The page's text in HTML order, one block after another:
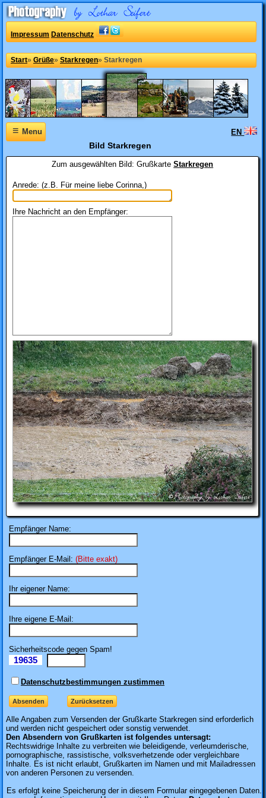
Impressum Datenschutz
Start» Grüße» Starkregen» Starkregen
≡Menu EN
Bild Starkregen
Zum ausgewählten Bild:GrußkarteStarkregen
Anrede: (z.B. Für meine liebe Corinna,)
Ihre Nachricht an den Empfänger:
Empfänger Name:
Empfänger E-Mail: (Bitte exakt)
Ihr eigener Name:
Ihre eigene E-Mail:
Sicherheitscode gegen Spam!
19635
Datenschutzbestimmungen zustimmen
Alle Angaben zum Versenden der Grußkarte Starkregen sind erforderlich
und werden nicht gespeichert oder sonstig verwendet.
Den Absendern von Grußkarten ist folgendes untersagt:
Rechtswidrige Inhalte zu verbreiten wie beleidigende, verleumderische,
pornographische, rassistische, volksverhetzende oder vergleichbare
Inhalte. Es ist nicht erlaubt, Grußkarten im Namen und mit Mailadressen
von anderen Personen zu versenden.
Es erfolgt keine Speicherung der in diesem Formular eingegebenen Daten.